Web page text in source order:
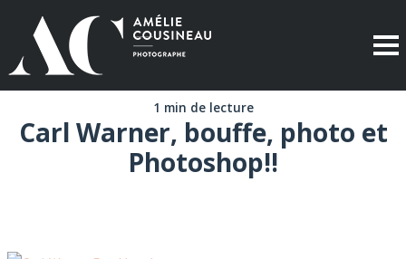
1 min de lecture
Carl Warner, bouffe, photo et
Photoshop!!